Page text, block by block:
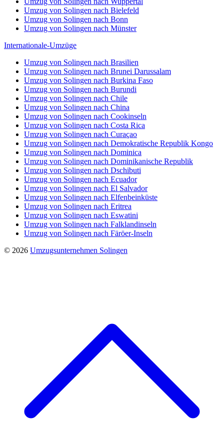
Umzug von Solingen nach Bielefeld
Umzug von Solingen nach Bonn
Umzug von Solingen nach Münster
Internationale-Umzüge
Umzug von Solingen nach Brasilien
Umzug von Solingen nach Brunei Darussalam
Umzug von Solingen nach Burkina Faso
Umzug von Solingen nach Burundi
Umzug von Solingen nach Chile
Umzug von Solingen nach China
Umzug von Solingen nach Cookinseln
Umzug von Solingen nach Costa Rica
Umzug von Solingen nach Curaçao
Umzug von Solingen nach Demokratische Republik Kongo
Umzug von Solingen nach Dominica
Umzug von Solingen nach Dominikanische Republik
Umzug von Solingen nach Dschibuti
Umzug von Solingen nach Ecuador
Umzug von Solingen nach El Salvador
Umzug von Solingen nach Elfenbeinküste
Umzug von Solingen nach Eritrea
Umzug von Solingen nach Eswatini
Umzug von Solingen nach Falklandinseln
Umzug von Solingen nach Färöer-Inseln
© 2026 Umzugsunternehmen Solingen